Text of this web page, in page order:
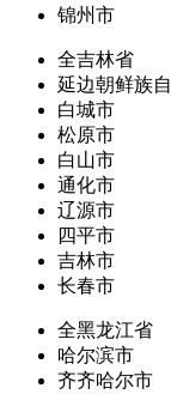
锦州市
全吉林省
延边朝鲜族
白城市
松原市
白山市
通化市
辽源市
四平市
吉林市
长春市
全黑龙江省
哈尔滨市
齐齐哈尔市